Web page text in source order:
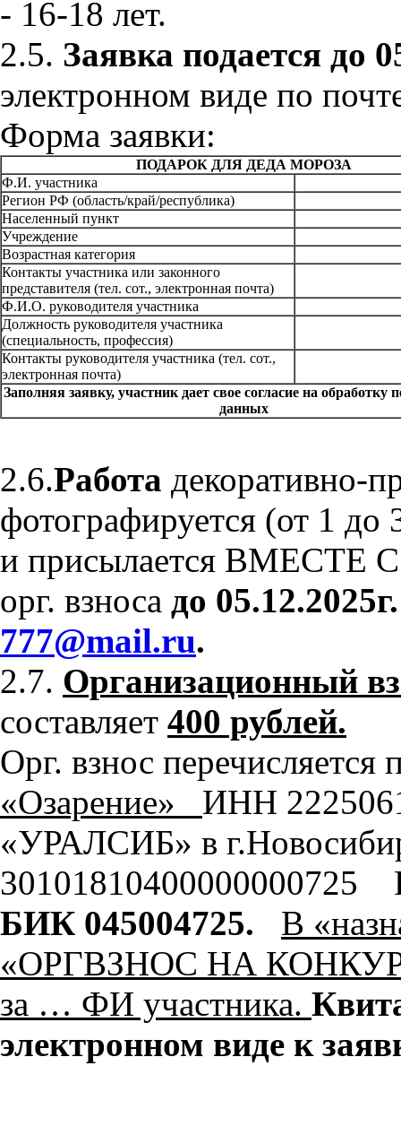
- 16-18 лет.
2.5. Заявка подается до
электронном виде по
Форма заявки:
ПОДАРОК ДЛЯ ДЕДА МОРОЗА
Ф.И. участника
Регион РФ (область/край/республика)
Населенный пункт
Учреждение
Возрастная категория
Контакты участника или законного
представителя (тел. сот., электронная почта)
Ф.И.О. руководителя участника
Должность руководителя участника
(специальность, профессия)
Контакты руководителя участника (тел. сот.,
электронная почта)
Заполняя заявку, участник дает свое согласие на обработку
данных
2.6.Работа декоративно-
фотографируется (от 1
и присылается ВМЕСТЕ
орг. взноса до
777@mail.ru.
2.7. Организационный
составляет 400 рублей.
Орг. взнос
«Озарение» ИНН
«УРАЛСИБ» в
30101810400000000725
БИК 045004725. В
«ОРГВЗНОС НА КОНКУРС
за … ФИ участника.
электронном виде к